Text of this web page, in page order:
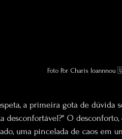
Foto Por Charis
a primeira gota de dúvida s
desconfortável?" O
uma pincelada de caos em